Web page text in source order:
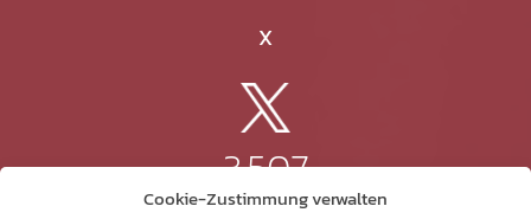
Cookie-Zustimmung verwalten
X
3.507